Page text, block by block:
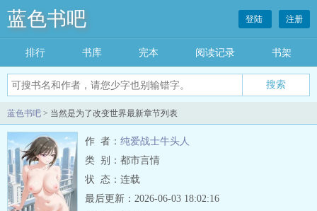
蓝色书吧
搜索
登陆 注册
排行 书库 完本 阅读记录 书架
蓝色书吧 > 当然是为了改变世界最新章节列表
作 者： 纯爱战士牛头人
类 别：都市言情
状 态：连载
最后更新：2026-06-03 18:02:16